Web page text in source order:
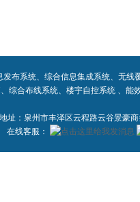
布系统、综合信息集成系统、无
综合布线系统、楼宇自控系统 、
址：泉州市丰泽区云程路云谷景豪
在线客服：